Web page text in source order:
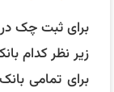
برای ثبت چک
زیر نظر کدام
برای تمامی